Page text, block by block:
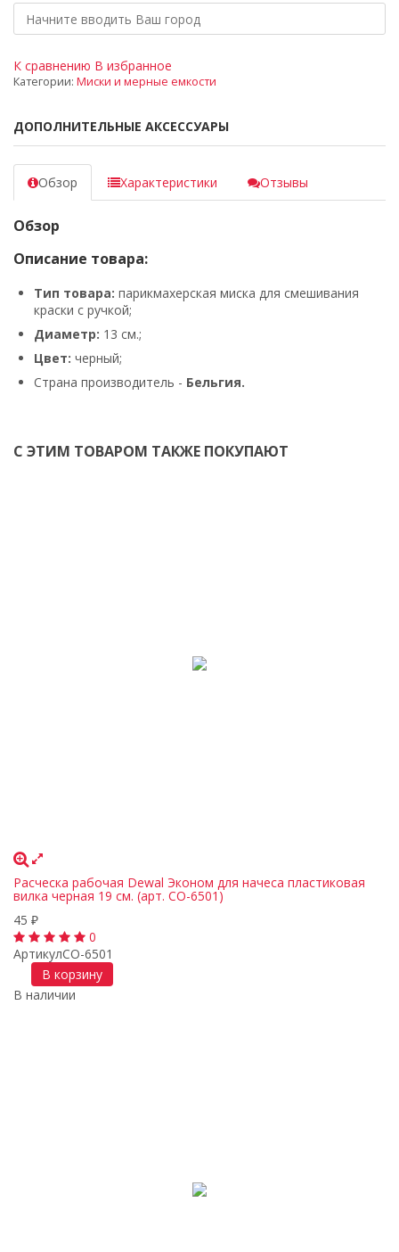
К сравнению В избранное
Категории: Миски и мерные емкости
ДОПОЛНИТЕЛЬНЫЕ АКСЕССУАРЫ
Обзор Характеристики Отзывы
Обзор
Описание товара:
Тип товара: парикмахерская миска для смешивания
краски с ручкой;
Диаметр: 13 см.;
Цвет: черный;
Страна производитель - Бельгия.
С ЭТИМ ТОВАРОМ ТАКЖЕ ПОКУПАЮТ
Расческа рабочая Dewal Эконом для начеса пластиковая
вилка черная 19 см. (арт. CO-6501)
45 ₽
0
АртикулCO-6501
В корзину
В наличии